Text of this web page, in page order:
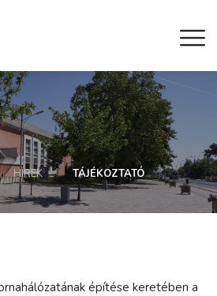
HÍREK TÁJÉKOZTATÓ
építése keretében a